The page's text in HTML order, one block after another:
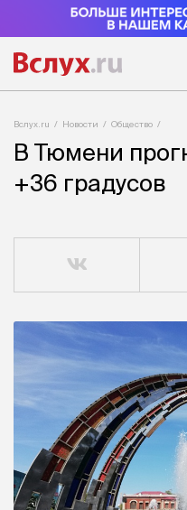
Вслух.ru Новости Общество
В Тюмени
+36 градусов